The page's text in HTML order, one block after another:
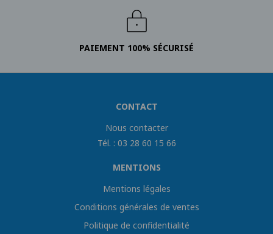
PAIEMENT 100% SÉCURISÉ
CONTACT
Nous contacter
Tél. : 03 28 60 15 66
MENTIONS
Mentions légales
Conditions générales de ventes
Politique de confidentialité